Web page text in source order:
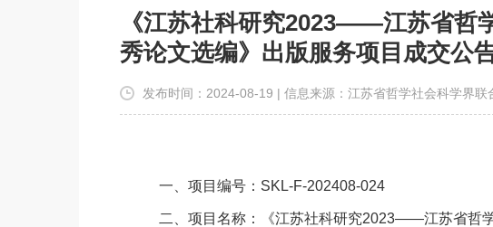
《江苏社科研究2023——江苏省哲
秀论文选编》出版服务项目成交公
发布时间：2024-08-19 | 信息来源：江苏省哲学社会科学界联
一、项目编号：SKL-F-202408-024
二、项目名称：《江苏社科研究2023——江苏省哲